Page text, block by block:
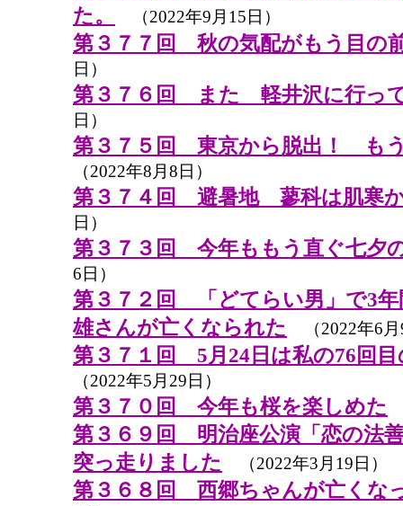
た。
（2022年9月15日）
第３７７回 秋の気配がもう目の
日）
第３７６回 また 軽井沢に行っ
日）
第３７５回 東京から脱出！ も
（2022年8月8日）
第３７４回 避暑地 蓼科は肌寒
日）
第３７３回 今年ももう直ぐ七夕
6日）
第３７２回 「どてらい男」で3年
雄さんが亡くなられた
（2022年6月
第３７１回 5月24日は私の76回
（2022年5月29日）
第３７０回 今年も桜を楽しめた
第３６９回 明治座公演「恋の法
突っ走りました
（2022年3月19日）
第３６８回 西郷ちゃんが亡くな